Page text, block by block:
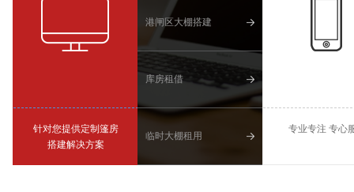
针对您提供定制篷房
搭建解决方案
港闸区大棚搭建
库房租借
临时大棚租用
专业专注 专心